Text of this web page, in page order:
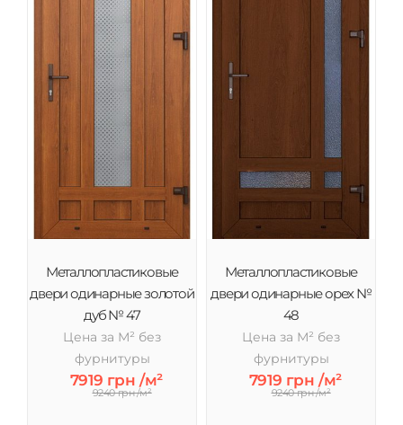
Металлопластиковые
двери одинарные золотой
дуб № 47
Цена за М² без
фурнитуры
7919 грн /м²
9240 грн /м²
Металлопластиковые
двери одинарные орех №
48
Цена за М² без
фурнитуры
7919 грн /м²
9240 грн /м²